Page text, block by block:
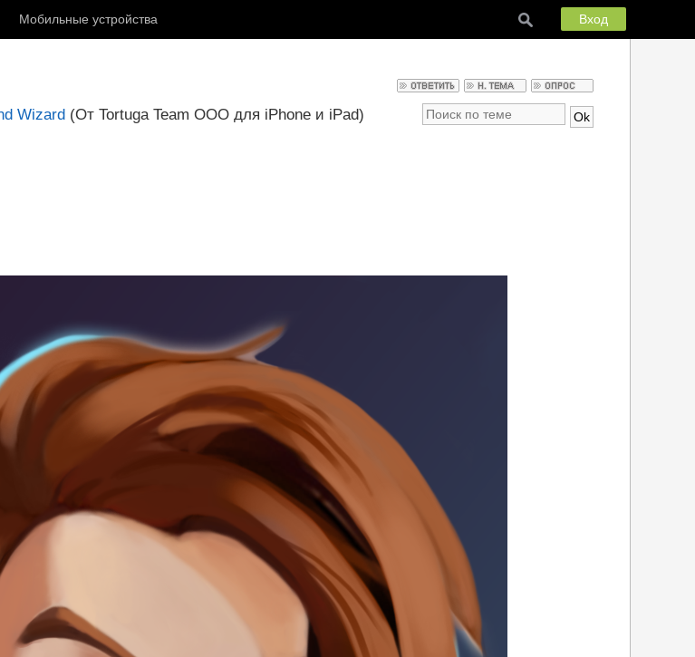
Мобильные устройства Вход
Wizard (От Tortuga Team OOO для iPhone и iPad)